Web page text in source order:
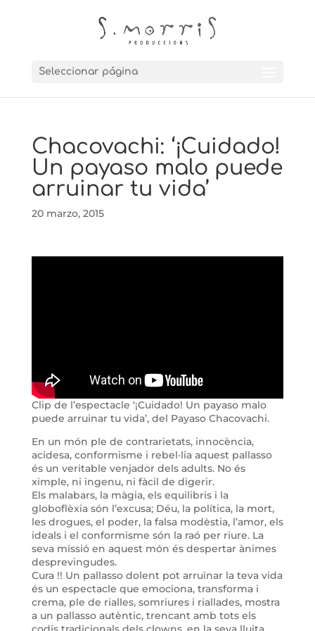
Seleccionar página
Chacovachi: ‘¡Cuidado!
Un payaso malo puede
arruinar tu vida’
20 marzo, 2015
Clip de l’espectacle ‘¡Cuidado! Un payaso malo
puede arruinar tu vida’, del Payaso Chacovachi.
En un món ple de contrarietats, innocència,
acidesa, conformisme i rebel·lia aquest pallasso
és un veritable venjador dels adults. No és
ximple, ni ingenu, ni fàcil de digerir.
Els malabars, la màgia, els equilibris i la
globoflèxia són l’excusa; Déu, la política, la mort,
les drogues, el poder, la falsa modèstia, l’amor, els
ideals i el conformisme són la raó per riure. La
seva missió en aquest món és despertar ànimes
desprevingudes.
Cura !! Un pallasso dolent pot arruïnar la teva vida
és un espectacle que emociona, transforma i
crema, ple de rialles, somriures i riallades, mostra
a un pallasso autèntic, trencant amb tots els